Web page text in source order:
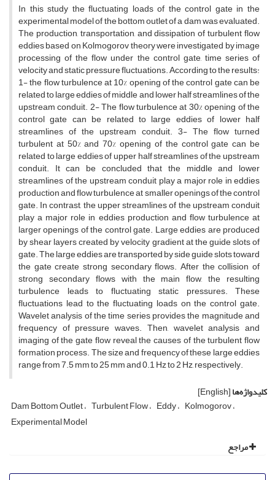
In this study the fluctuating loads of the control gate in the
experimental model of the bottom outlet of a dam was evaluated.
The production, transportation, and dissipation of turbulent flow
eddies based on Kolmogorov theory were investigated by image
processing of the flow under the control gate, time series of
velocity and static pressure fluctuations. According to the results:
1- the flow turbulence at 10% opening of the control gate can be
related to large eddies of middle and lower half streamlines of the
upstream conduit. 2- The flow turbulence at 30% opening of the
control gate can be related to large eddies of lower half
streamlines of the upstream conduit. 3- The flow turned
turbulent at 50% and 70% opening of the control gate can be
related to large eddies of upper half streamlines of the upstream
conduit. It can be concluded that the middle and lower
streamlines of the upstream conduit play a major role in eddies
production and flow turbulence at smaller openings of the control
gate. In contrast, the upper streamlines of the upstream conduit
play a major role in eddies production and flow turbulence at
larger openings of the control gate. Large eddies are produced
by shear layers created by velocity gradient at the guide slots of
gate. The large eddies are transported by side guide slots toward
the gate create strong secondary flows. After the collision of
strong secondary flows with the main flow, the resulting
turbulence leads to fluctuating static pressures. These
fluctuations lead to the fluctuating loads on the control gate.
Wavelet analysis of the time series provides the magnitude and
frequency of pressure waves. Then, wavelet analysis and
imaging of the gate flow reveal the causes of the turbulent flow
formation process. The size and frequency of these large eddies
range from 7.5 mm to 25 mm and 0.1 Hz to 2 Hz, respectively.
کلیدواژه‌ها[English]
Dam Bottom Outlet Turbulent Flow Eddy Kolmogorov
Experimental Model
مراجع